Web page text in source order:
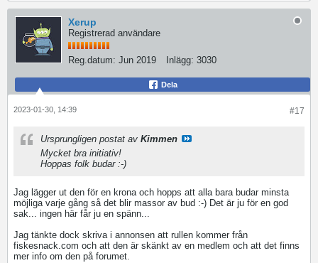
Xerup
Registrerad användare
Reg.datum: Jun 2019 Inlägg: 3030
Dela
#17
2023-01-30, 14:39
Ursprungligen postat av Kimmen
Mycket bra initiativ!
Hoppas folk budar :-)
Jag lägger ut den för en krona och hopps att alla bara budar minsta
möjliga varje gång så det blir massor av bud :-) Det är ju för en god
sak... ingen här får ju en spänn...
Jag tänkte dock skriva i annonsen att rullen kommer från
fiskesnack.com och att den är skänkt av en medlem och att det finns
mer info om den på forumet.